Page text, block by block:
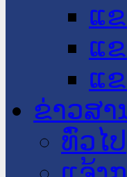
ແ
ແ
ແ
ຂ່າວສາ
​ທົ່ວ​ໄປ